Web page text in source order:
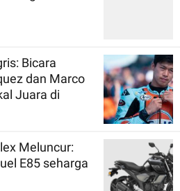
Bicara
dan Marco
Juara di
Meluncur:
E85 seharga